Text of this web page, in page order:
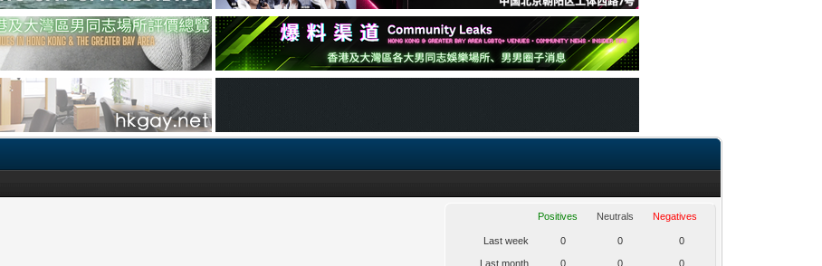
Positives Neutrals Negatives
Last week 0 0 0
Last month 0 0 0